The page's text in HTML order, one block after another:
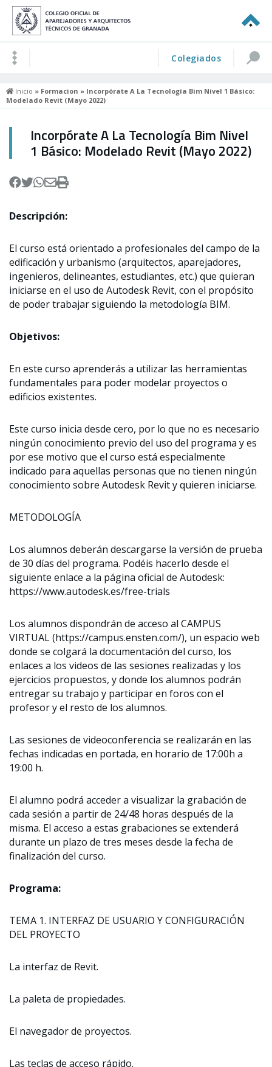
Colegiados
Inicio » Formacion » Incorpórate A La Tecnología Bim Nivel 1 Básico:
Modelado Revit (Mayo 2022)
Incorpórate A La Tecnología Bim Nivel
1 Básico: Modelado Revit (Mayo 2022)
Descripción:
El curso está orientado a profesionales del campo de la
edificación y urbanismo (arquitectos, aparejadores,
ingenieros, delineantes, estudiantes, etc.) que quieran
iniciarse en el uso de Autodesk Revit, con el propósito
de poder trabajar siguiendo la metodología BIM.
Objetivos:
En este curso aprenderás a utilizar las herramientas
fundamentales para poder modelar proyectos o
edificios existentes.
Este curso inicia desde cero, por lo que no es necesario
ningún conocimiento previo del uso del programa y es
por ese motivo que el curso está especialmente
indicado para aquellas personas que no tienen ningún
conocimiento sobre Autodesk Revit y quieren iniciarse.
METODOLOGÍA
Los alumnos deberán descargarse la versión de prueba
de 30 días del programa. Podéis hacerlo desde el
siguiente enlace a la página oficial de Autodesk:
https://www.autodesk.es/free-trials
Los alumnos dispondrán de acceso al CAMPUS
VIRTUAL (https://campus.ensten.com/), un espacio web
donde se colgará la documentación del curso, los
enlaces a los videos de las sesiones realizadas y los
ejercicios propuestos, y donde los alumnos podrán
entregar su trabajo y participar en foros con el
profesor y el resto de los alumnos.
Las sesiones de videoconferencia se realizarán en las
fechas indicadas en portada, en horario de 17:00h a
19:00 h.
El alumno podrá acceder a visualizar la grabación de
cada sesión a partir de 24/48 horas después de la
misma. El acceso a estas grabaciones se extenderá
durante un plazo de tres meses desde la fecha de
finalización del curso.
Programa:
TEMA 1. INTERFAZ DE USUARIO Y CONFIGURACIÓN
DEL PROYECTO
La interfaz de Revit.
La paleta de propiedades.
El navegador de proyectos.
Las teclas de acceso rápido.